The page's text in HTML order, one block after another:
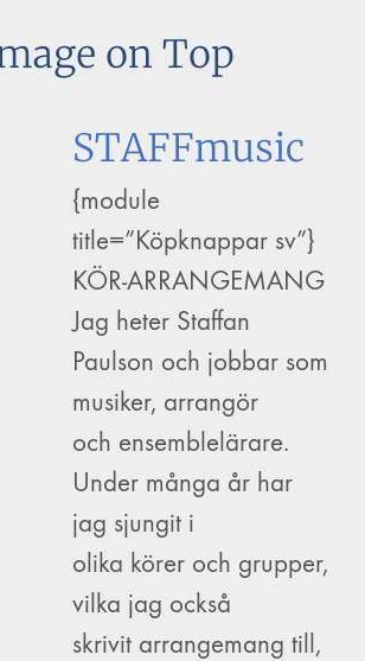
on Top
STAFFmusic
{module
title=”Köpknappar sv”}
KÖR-ARRANGEMANG
Jag heter Staffan
Paulson och jobbar som
musiker, arrangör
och ensemblelärare.
Under många år har
jag sjungit i
olika körer och grupper,
vilka jag också
skrivit arrangemang till,